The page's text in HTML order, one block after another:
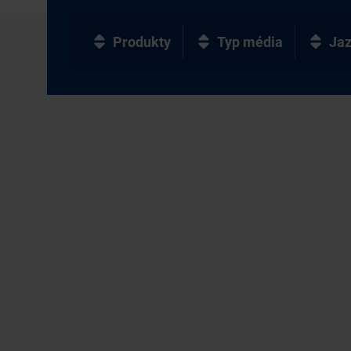
Produkty Typ média